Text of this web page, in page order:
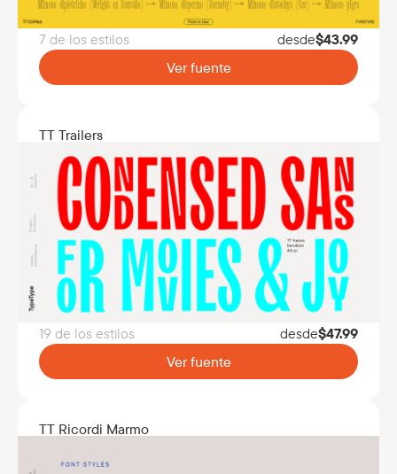
7 de los estilos desde$43.99
Ver fuente
TT Trailers
19 de los estilos desde$47.99
Ver fuente
TT Ricordi Marmo